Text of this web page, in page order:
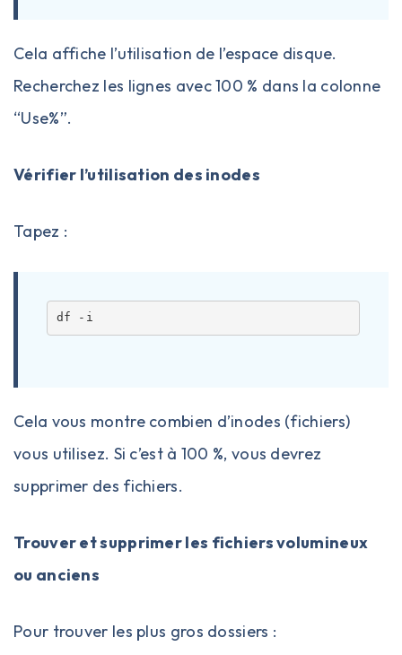
Cela affiche l’utilisation de l’espace disque.
Recherchez les lignes avec 100 % dans la colonne
“Use%”.
Vérifier l’utilisation des inodes
Tapez :
Cela vous montre combien d’inodes (fichiers)
vous utilisez. Si c’est à 100 %, vous devrez
supprimer des fichiers.
Trouver et supprimer les fichiers volumineux
ou anciens
Pour trouver les plus gros dossiers :